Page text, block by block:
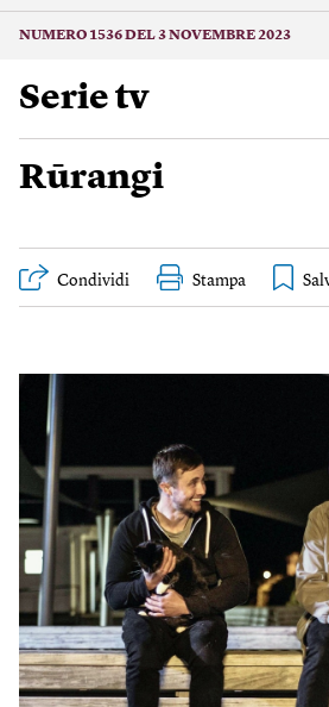
NUMERO 1536 DEL 3 NOVEMBRE 2023
Serie tv
Rūrangi
Condividi Stampa